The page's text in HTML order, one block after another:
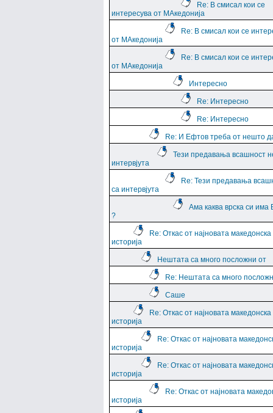
Re: В смисал кои се
интересува от МАкедонија
Re: В смисал кои се
от МАкедонија
Re: В смисал кои се
от МАкедонија
Интересно
Re: Интересно
Re: Интересно
Re: И Ефтов треба от нешто
Тези предавања всашност
интервјута
Re: Тези предавања
са интервјута
Ама каква врска си има
?
Re: Откас от најновата македонска
историја
Нештата са много посложни от
Re: Нештата са много
Саше
Re: Откас от најновата македонска
историја
Re: Откас от најновата
историја
Re: Откас от најновата
историја
Re: Откас от најновата
историја